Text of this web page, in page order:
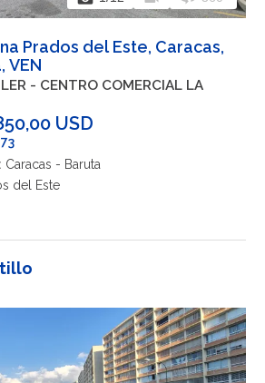
Prados del Este, Caracas,
VEN
LA
USD
Caracas - Baruta
del Este